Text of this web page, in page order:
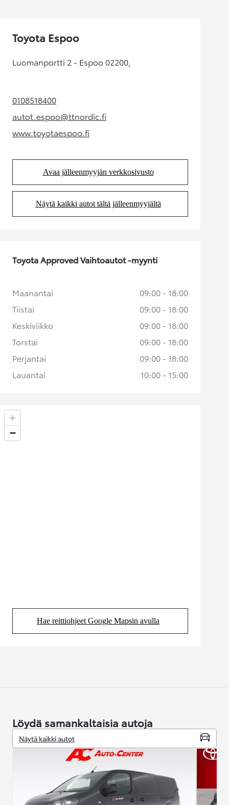
Toyota Espoo
Luomanportti 2 - Espoo 02200,
0108518400(Aukeaa uudessa välilehdessä)
autot.espoo@ttnordic.fi(Aukeaa uudessa välilehdessä)
www.toyotaespoo.fi(Aukeaa uudessa välilehdessä)
Avaa jälleenmyyjän verkkosivusto
(Aukeaa uudessa välilehdessä)
Näytä kaikki autot tältä jälleenmyyjältä
(Aukeaa uudessa välilehdessä)
Hae reittiohjeet Google Mapsin avulla
(Aukeaa uudessa välilehdessä)
Toyota Approved Vaihtoautot -myynti
Maanantai
09:00 - 18:00
Tiistai
09:00 - 18:00
Keskiviikko
09:00 - 18:00
Torstai
09:00 - 18:00
Perjantai
09:00 - 18:00
Lauantai
10:00 - 15:00
Löydä samankaltaisia autoja
Näytä kaikki autot